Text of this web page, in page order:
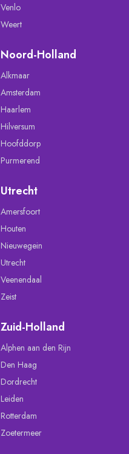
Venlo
Weert
Noord-Holland
Alkmaar
Amsterdam
Haarlem
Hilversum
Hoofddorp
Purmerend
Utrecht
Amersfoort
Houten
Nieuwegein
Utrecht
Veenendaal
Zeist
Zuid-Holland
Alphen aan den Rijn
Den Haag
Dordrecht
Leiden
Rotterdam
Zoetermeer